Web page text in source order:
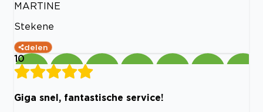
MARTINE
Stekene
delen
10
Giga snel, fantastische service!